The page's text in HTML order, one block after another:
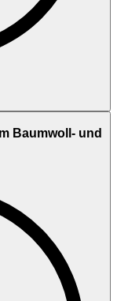
Baumwoll- und